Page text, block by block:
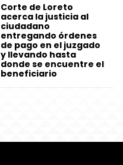
Corte de Loreto
acerca la justicia al
ciudadano
entregando órdenes
de pago en el juzgado
y llevando hasta
donde se encuentre el
beneficiario